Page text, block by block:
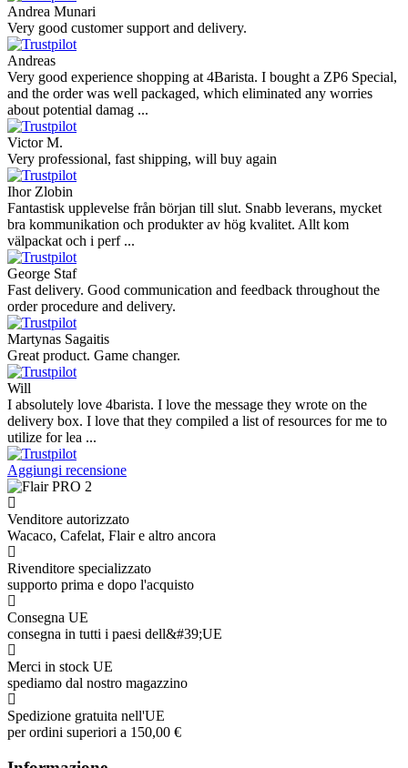
Andrea Munari
Very good customer support and delivery.
Andreas
Very good experience shopping at 4Barista. I bought a ZP6 Special,
and the order was well packaged, which eliminated any worries
about potential damag ...
Victor M.
Very professional, fast shipping, will buy again
Ihor Zlobin
Fantastisk upplevelse från början till slut. Snabb leverans, mycket
bra kommunikation och produkter av hög kvalitet. Allt kom
välpackat och i perf ...
George Staf
Fast delivery. Good communication and feedback throughout the
order procedure and delivery.
Martynas Sagaitis
Great product. Game changer.
Will
I absolutely love 4barista. I love the message they wrote on the
delivery box. I love that they compiled a list of resources for me to
utilize for lea ...
Aggiungi recensione
Venditore autorizzato
Wacaco, Cafelat, Flair e altro ancora
Rivenditore specializzato
supporto prima e dopo l'acquisto
Consegna UE
consegna in tutti i paesi dell&#39;UE
Merci in stock UE
spediamo dal nostro magazzino
Spedizione gratuita nell'UE
per ordini superiori a 150,00 €